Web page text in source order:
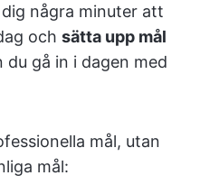
några minuter att
och sätta upp mål
du gå in i dagen med
mål, utan
mål: